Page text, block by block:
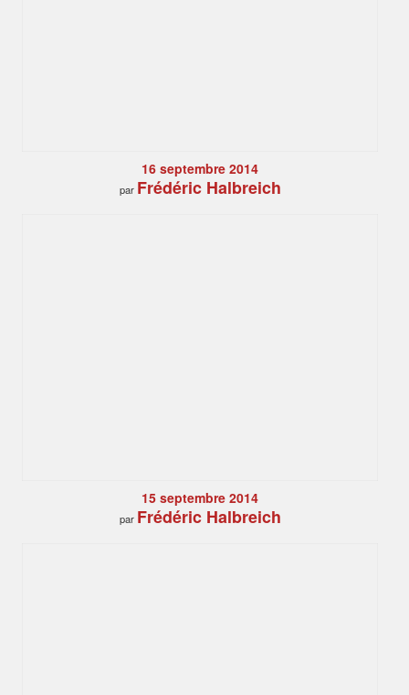
16 septembre 2014
par Frédéric Halbreich
15 septembre 2014
par Frédéric Halbreich